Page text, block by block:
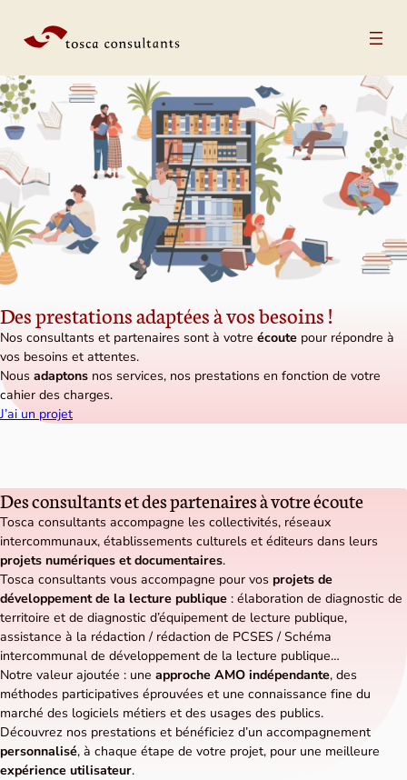
Des prestations adaptées à vos besoins !
Nos consultants et partenaires sont à votre écoute pour répondre à
vos besoins et attentes.
Nous adaptons nos services, nos prestations en fonction de votre
cahier des charges.
J’ai un projet
Des consultants et des partenaires à votre écoute
Tosca consultants accompagne les collectivités, réseaux
intercommunaux, établissements culturels et éditeurs dans leurs
projets numériques et documentaires.
Tosca consultants vous accompagne pour vos projets de
développement de la lecture publique : élaboration de diagnostic de
territoire et de diagnostic d’équipement de lecture publique,
assistance à la rédaction / rédaction de PCSES / Schéma
intercommunal de développement de la lecture publique…
Notre valeur ajoutée : une approche AMO indépendante, des
méthodes participatives éprouvées et une connaissance fine du
marché des logiciels métiers et des usages des publics.
Découvrez nos prestations et bénéficiez d’un accompagnement
personnalisé, à chaque étape de votre projet, pour une meilleure
expérience utilisateur.